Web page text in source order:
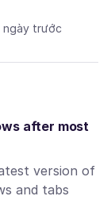
ngày trước
after most
version of
and tabs